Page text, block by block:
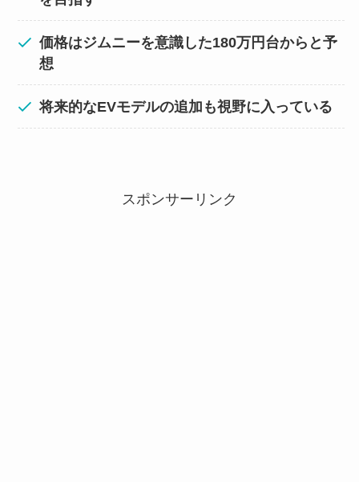
価格はジムニーを意識した180万円台からと予
想
将来的なEVモデルの追加も視野に入っている
スポンサーリンク